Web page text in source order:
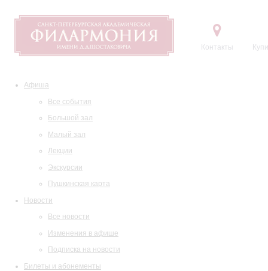
Контакты
Афиша
Все события
Большой зал
Малый зал
Лекции
Экскурсии
Пушкинская карта
Новости
Все новости
Изменения в афише
Подписка на новости
Билеты и абонементы